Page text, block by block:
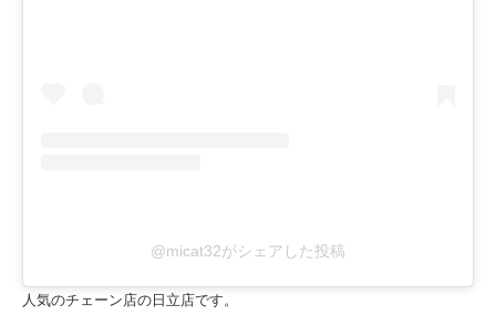
@micat32がシェアした投稿
人気のチェーン店の日立店です。